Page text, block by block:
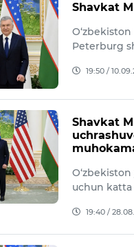
Shavkat
Peterburg
19:50 /
Shavkat
uchun
19:40 /